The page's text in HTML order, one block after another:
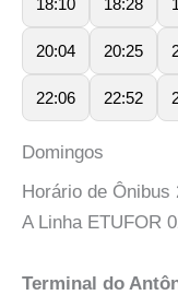
18:10 18:28
20:04 20:25
22:06 22:52
Domingos
Horário de
A Linha ETUFOR
Terminal do